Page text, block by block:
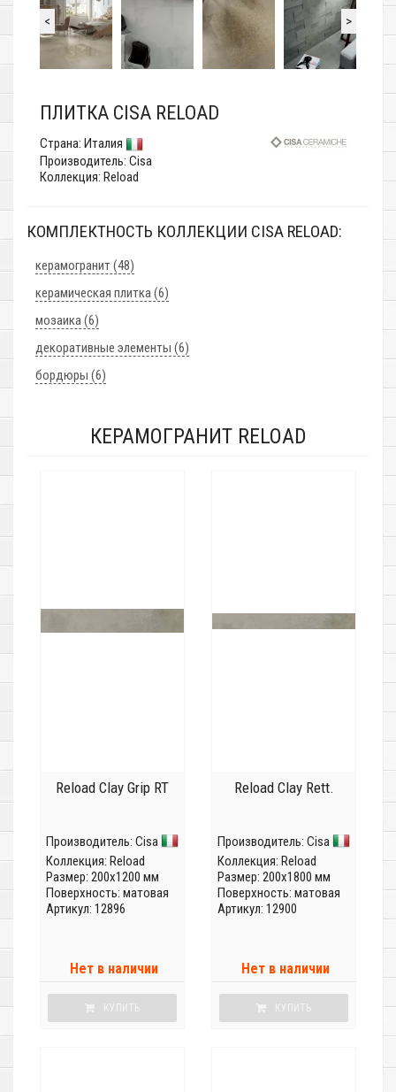
< >
ПЛИТКА CISA RELOAD
Страна: Италия
Производитель: Cisa
Коллекция: Reload
КОМПЛЕКТНОСТЬ КОЛЛЕКЦИИ CISA RELOAD:
керамогранит (48)
керамическая плитка (6)
мозаика (6)
декоративные элементы (6)
бордюры (6)
КЕРАМОГРАНИТ RELOAD
Reload Clay Grip RT
Производитель: Cisa
Коллекция: Reload
Размер: 200x1200 мм
Поверхность: матовая
Артикул: 12896
Нет в наличии
КУПИТЬ
Reload Clay Rett.
Производитель: Cisa
Коллекция: Reload
Размер: 200x1800 мм
Поверхность: матовая
Артикул: 12900
Нет в наличии
КУПИТЬ